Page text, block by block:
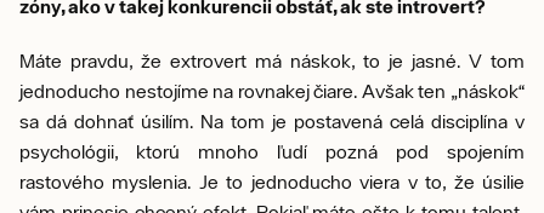
zóny, ako v takej konkurencii obstáť, ak ste introvert?
Máte pravdu, že extrovert má náskok, to je jasné. V tom
jednoducho nestojíme na rovnakej čiare. Avšak ten „náskok“
sa dá dohnať úsilím. Na tom je postavená celá disciplína v
psychológii, ktorú mnoho ľudí pozná pod spojením
rastového myslenia. Je to jednoducho viera v to, že úsilie